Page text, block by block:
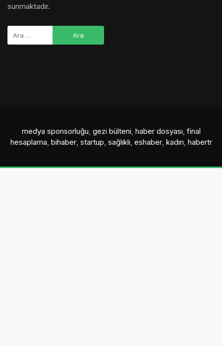
sunmaktadır.
medya sponsorluğu gezi bülteni haber dosyası final
hesaplama bihaber, startup sağlıklı eshaber, kadın habertr